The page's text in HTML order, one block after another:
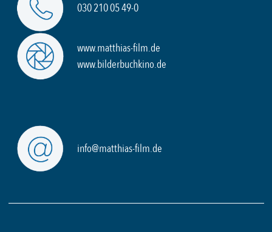
030 210 05 49-0
www.matthias-film.de
www.bilderbuchkino.de
info@matthias-film.de